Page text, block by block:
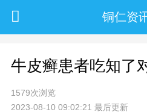
铜仁资
牛皮癣患者吃知了
1579次浏览
2023-08-10 09:02:21 最后更新